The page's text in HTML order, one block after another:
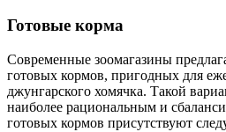
Готовые корма
Современные зоомагазины
готовых кормов, пригодных для
джунгарского хомячка. Такой
наиболее рациональным и
готовых кормов присутствуют